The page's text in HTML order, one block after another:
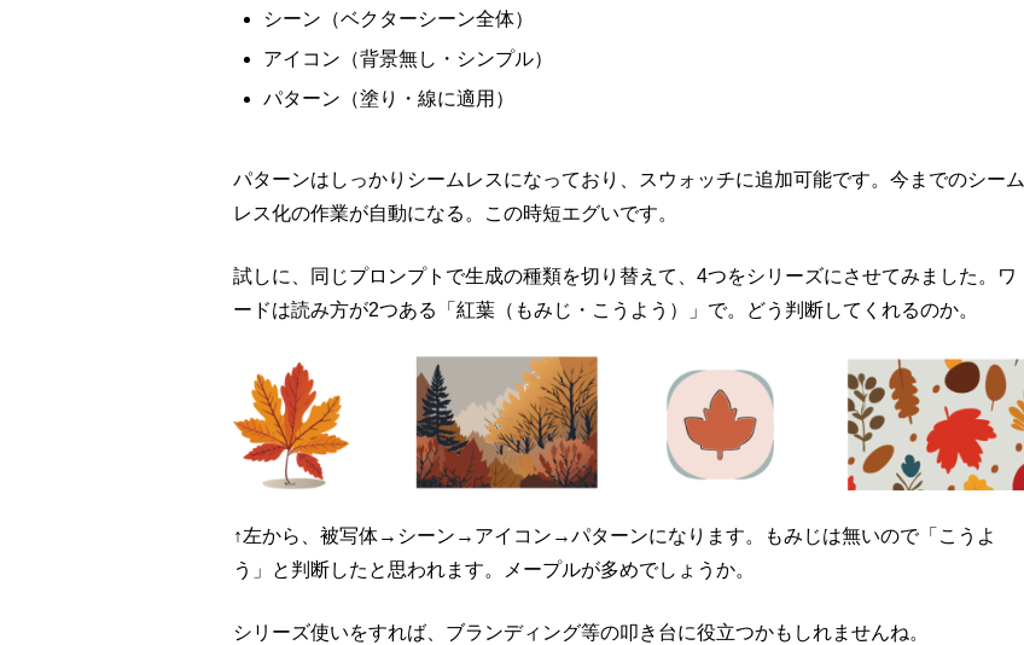
シーン（ベクターシーン全体）
アイコン（背景無し・シンプル）
パターン（塗り・線に適用）
パターンはしっかりシームレスになっており、スウォッチに追加可能です。今までのシーム
レス化の作業が自動になる。この時短エグいです。
試しに、同じプロンプトで生成の種類を切り替えて、 4つをシリーズにさせてみました。ワ
ードは読み方が2つある「紅葉（もみじ・こうよう）」で。どう判断してくれるのか。
↑左から、被写体→シーン→アイコン→パターンになります。もみじは無いので「こうよ
う」と判断したと思われます。メープルが多めでしょうか。
シリーズ使いをすれば、ブランディング等の叩き台に役立つかもしれませんね。